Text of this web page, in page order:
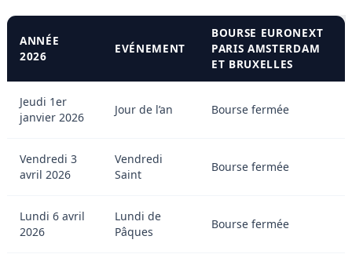
ANNÉE
2026
EVÉNEMENT
BOURSE EURONEXT
PARIS AMSTERDAM
ET BRUXELLES
Jeudi 1er
janvier 2026
Jour de l’an Bourse fermée
Vendredi 3
avril 2026
Vendredi
Saint
Bourse fermée
Lundi 6 avril
2026
Lundi de
Pâques
Bourse fermée